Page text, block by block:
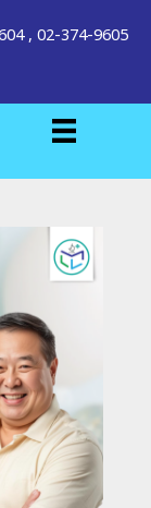
, 02-374-9605